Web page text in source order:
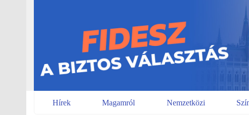
Hírek Magamról Nemzetközi